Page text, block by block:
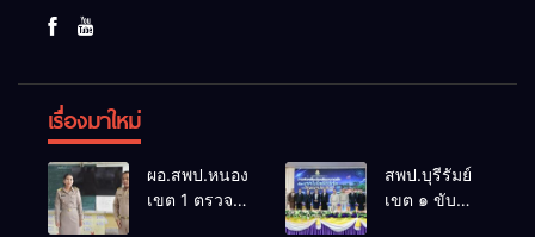
เรื่องมาใหม่
ผอ.สพป.หนองคาย
เขต 1 ตรวจ
สพป.บุรีรัมย์
เขต ๑ ขับ